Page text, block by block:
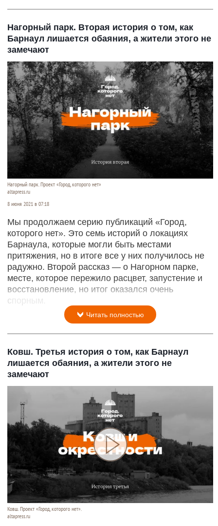
Нагорный парк. Вторая история о том, как
Барнаул лишается обаяния, а жители этого не
замечают
Нагорный парк. Проект «Город, которого нет»
altapress.ru
8 июня 2021 в 07:18
Мы продолжаем серию публикаций «Город,
которого нет». Это семь историй о локациях
Барнаула, которые могли быть местами
притяжения, но в итоге все у них получилось не
радужно. Второй рассказ — о Нагорном парке,
месте, которое пережило расцвет, запустение и
восстановление, но итог оказался очень
спорным.
Читать полностью
Ковш. Третья история о том, как Барнаул
лишается обаяния, а жители этого не
замечают
Ковш. Проект «Город, которого нет».
altapress.ru